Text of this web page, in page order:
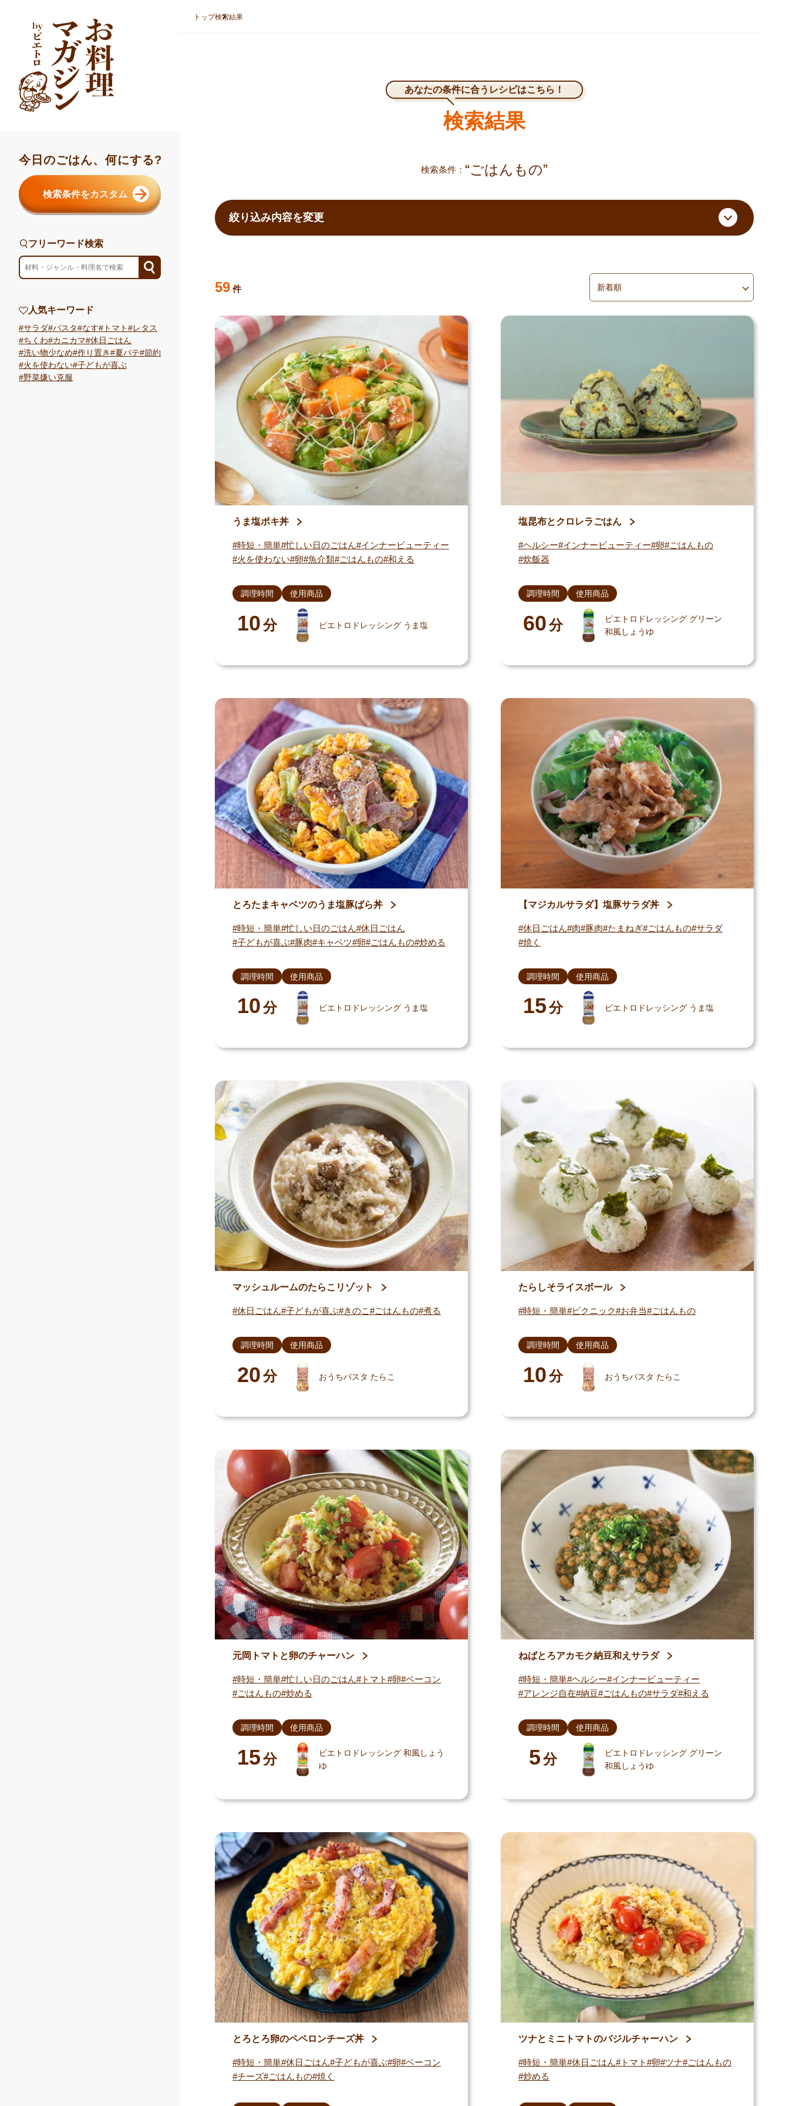
今日のごはん、何にする?
検索条件をカスタム
フリーワード検索
フリーワード検索
人気キーワード
サラダ パスタ なす トマト
レタス
ちくわ
カニカマ 休日ごはん
洗い物少なめ 作り置き 夏バテ 節約
火を使わない 子どもが喜ぶ
野菜嫌い克服
トップ検索結果
検索結果
あなたの条件に合うレシピはこちら！
検索条件 “ごはんもの”
絞り込み内容を変更
59 件
並べ替え
うま塩ポキ丼
時短・簡単 忙しい日のごはん インナービューティー
火を使わない 卵 魚介類 ごはんもの 和える
調理時間
10分
使用商品
ピエトロドレッシング うま塩
塩昆布とクロレラごはん
ヘルシー インナービューティー 卵 ごはんもの
炊飯器
調理時間
60分
使用商品
ピエトロドレッシング グリーン
和風しょうゆ
とろたまキャベツのうま塩豚ばら丼
時短・簡単 忙しい日のごはん 休日ごはん
子どもが喜ぶ 豚肉 キャベツ 卵 ごはんもの 炒める
調理時間
10分
使用商品
ピエトロドレッシング うま塩
【マジカルサラダ】塩豚サラダ丼
休日ごはん 肉 豚肉 たまねぎ ごはんもの サラダ
焼く
調理時間
15分
使用商品
ピエトロドレッシング うま塩
マッシュルームのたらこリゾット
休日ごはん 子どもが喜ぶ きのこ ごはんもの 煮る
調理時間
20分
使用商品
おうちパスタ たらこ
たらしそライスボール
時短・簡単 ピクニック お弁当 ごはんもの
調理時間
10分
使用商品
おうちパスタ たらこ
元岡トマトと卵のチャーハン
時短・簡単 忙しい日のごはん トマト 卵 ベーコン
ごはんもの 炒める
調理時間
15分
使用商品
ピエトロドレッシング 和風しょう
ゆ
ねばとろアカモク納豆和えサラダ
時短・簡単 ヘルシー インナービューティー
アレンジ自在 納豆 ごはんもの サラダ 和える
調理時間
5分
使用商品
ピエトロドレッシング グリーン
和風しょうゆ
とろとろ卵のペペロンチーズ丼
時短・簡単 休日ごはん 子どもが喜ぶ 卵 ベーコン
チーズ ごはんもの 焼く
ツナとミニトマトのバジルチャーハン
時短・簡単 休日ごはん トマト 卵 ツナ ごはんもの
炒める